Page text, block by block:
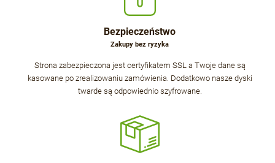
Bezpieczeństwo
Zakupy bez ryzyka
Strona zabezpieczona jest certyfikatem SSL a Twoje dane są
kasowane po zrealizowaniu zamówienia. Dodatkowo nasze dyski
twarde są odpowiednio szyfrowane.